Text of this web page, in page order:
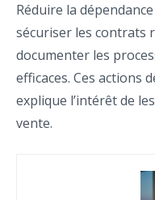
Réduire la
sécuriser les contrats
documenter les
efficaces. Ces actions
explique l’intérêt de
vente.